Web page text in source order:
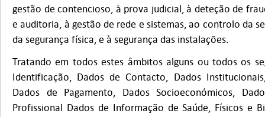
gestão de contencioso, à prova judicial, à deteção de
e auditoria, à gestão de rede e sistemas, ao controlo da
da segurança física, e à segurança das instalações.
Tratando em todos estes âmbitos alguns ou todos os
Identificação, Dados de Contacto, Dados
Dados de Pagamento, Dados Socioeconómicos,
Profissional Dados de Informação de Saúde, Físicos e